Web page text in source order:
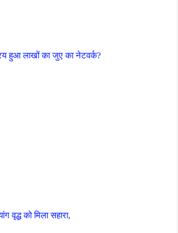
हुआ लाखों का जुए का नेटवर्क?
वृद्ध को मिला सहारा,